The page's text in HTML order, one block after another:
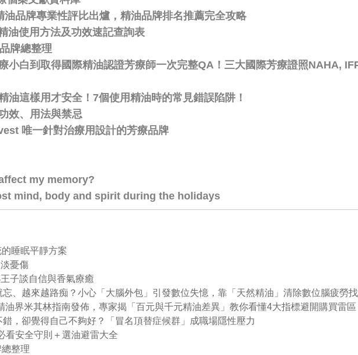
品牌專業性評比出爐，精油品牌排名推薦完全攻略
油使用方法及功效速記查詢表
牌總整理
小白到取得國際精油認證芳療師一次完整QA！三大國際芳療證照NAHA,
油這樣用才安全！7個使用精油時的常見錯誤陷阱！
效、用法與禁忌
唯一針對治療用設計的芳療品牌
my memory?
mind, body and spirit during the holidays
睡眠平靜方案
憂傷
子談自信與香氣療癒
忘、越來越路痴？小心「大腦外包」引發數位失憶，靠「天然精油」清除數位腦疲勞
油界米其林指南發佈，專家揭「百元與千元精油差異」教你看懂4大指標避開購買雷區
錯，卻覺得自己不夠好？「冒名頂替症候群」成職場隱性壓力
看安全守則＋選油避雷大全
整理